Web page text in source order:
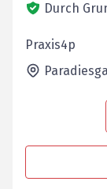
Durch
Praxis4p